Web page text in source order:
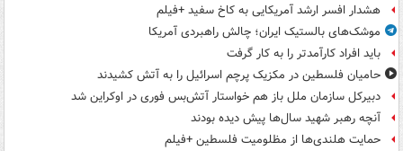
هشدار افسر ارشد آمریکایی به کاخ سفید +فیلم
موشک‌های بالستیک ایران؛ چالش راهبردی آمریکا
باید افراد کارآمدتر را به کار گرفت
حامیان فلسطین در مکزیک پرچم اسرائیل را به آتش کشیدند
دبیرکل سازمان ملل باز هم خواستار آتش‌بس فوری در اوکراین شد
آنچه رهبر شهید سال‌ها پیش دیده بودند
حمایت هلندی‌ها از مظلومیت فلسطین +فیلم